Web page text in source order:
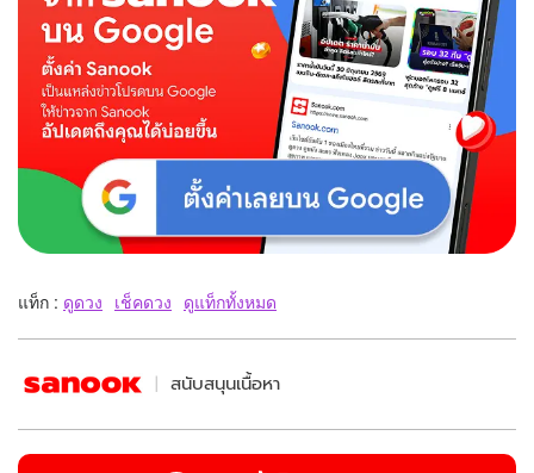
แท็ก : ดูดวง เช็คดวง ดูแท็กทั้งหมด
สนับสนุนเนื้อหา